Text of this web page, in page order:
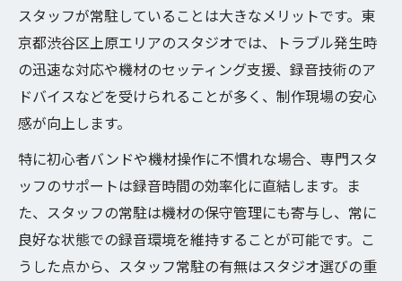
スタッフが常駐していることは大きなメリットです。東
京都渋谷区上原エリアのスタジオでは、トラブル発生時
の迅速な対応や機材のセッティング支援、録音技術のア
ドバイスなどを受けられることが多く、制作現場の安心
感が向上します。
特に初心者バンドや機材操作に不慣れな場合、専門スタ
ッフのサポートは録音時間の効率化に直結します。ま
た、スタッフの常駐は機材の保守管理にも寄与し、常に
良好な状態での録音環境を維持することが可能です。こ
うした点から、スタッフ常駐の有無はスタジオ選びの重